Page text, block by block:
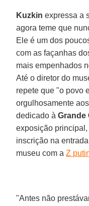
Kuzkin expressa a
agora teme que
Ele é um dos
com as façanhas
mais empenhados
Até o diretor do
repete que "o povo
orgulhosamente
dedicado àGrande
exposição
inscrição na
museu com aZ
"Antes não